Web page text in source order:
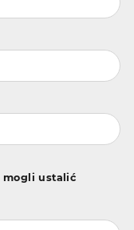
mogli ustalić